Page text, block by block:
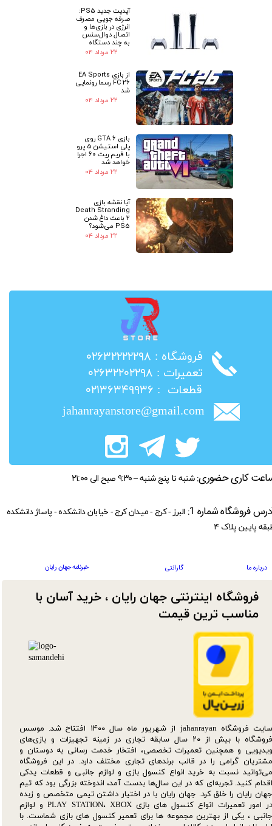
آپدیت جدید PS5:
صرفه جویی مصرف
انرژی در بازی‌ها و
اتصال دوال‌سنس
به چند دستگاه
۲۲ مرداد ۰۴
از بازی EA Sports
FC 26 رسما رونمایی
شد
۲۲ مرداد ۰۴
بازی GTA 6 روی
پلی استیشن 5 پرو
با فریم ریت 60 اجرا
خواهد شد
۲۲ مرداد ۰۴
آیا نقشه بازی
Death Stranding
2 باعث داغ شدن
PS5 می‌شود؟
۲۲ مرداد ۰۴
​فروشگاه : ۰۲۶۳۲۲۲۲۲۹۸
​تعمیرات : ۰۲۶۳۲۲۰۲۲۹۸
​قطعات : ۰۲۱۳۶۳۴۹۹۳۶
jahanrayanstore@gmail.com
سایت فروشگاه jahanrayan از شهریور ماه سال ۱۴۰۰ افتتاح شد. موسس
فروشگاه با بیش از ۲۰ سال سابقه تجاری در زمینه تجهیزات و بازی‌های
ویدیویی و همچنین تعمیرات تخصصی، افتخار خدمت رسانی به دوستان و
مشتریان گرامی را در قالب برندهای تجاری مختلف دارد. در این فروشگاه
می‌توانید نسبت به خرید انواع کنسول بازی و لوازم جانبی و قطعات یدکی‌
اقدام کنید. تجربه‌ای که در این سال‌ها بدست آمد، اندوخته بزرگی بود که تیم
جهان رایان را خلق کرد. جهان رایان با در اختیار داشتن تیمی متخصص و زبده
در امور تعمیرات انواع کنسول های بازی PLAY STATION، XBOX و لوازم
جانبی ، یکی از بهترین مجموعه ها برای تعمیر کنسول های بازی شماست. با
فروشگاه اینترنتی جهان رایان ، خرید آسان با
مناسب ترین قیمت​​​​​​​
کاری حضوری: شنبه تا پنج شنبه – ۹:۳۰ صبح الی ۲۱:۰۰
درباره ما گارانتی خبرنامه جهان رایان
فروشگاه شماره 1:
البرز - کرج - میدان کرج - خیابان دانشکده - پاساژ دانشکده
پایین پلاک ۴